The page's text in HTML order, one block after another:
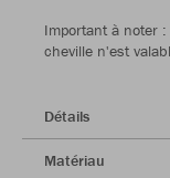
Important à noter
cheville n'est
Détails
Matériau